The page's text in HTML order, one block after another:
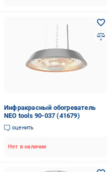
Инфракрасный обогреватель
NEO tools 90-037 (41679)
оценить
Нет в наличии